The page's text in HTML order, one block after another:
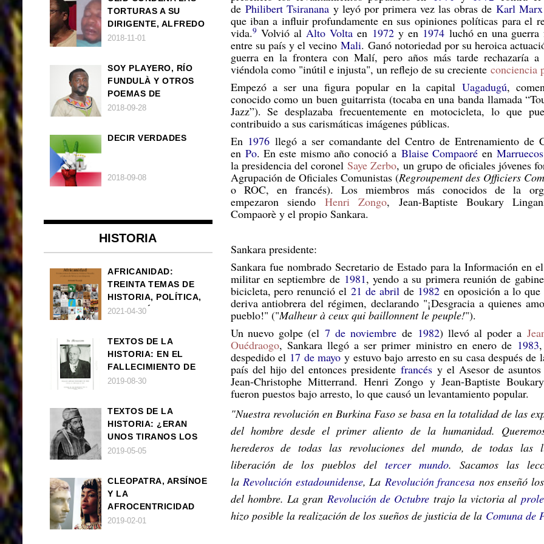
de Philibert Tsirananay leyó por primera vez las obras deKarl Marx
que iban a influir profundamente en sus opiniones políticas para el
vida.9Volvió al Alto Voltaen 1972y en 1974 luchó en una guerra
entre su país y el vecinoMali. Ganó notoriedad por su heroica
guerra en la frontera con Malí, pero años más tarde rechazaría a
viéndola como "inútil e injusta", un reflejo de su creciente conciencia
Empezó a ser una figura popular en la capital Uagadugú,
conocido como un buen guitarrista (tocaba en una banda llamada
Jazz”). Se desplazaba frecuentemente en motocicleta, lo que
contribuido a sus carismáticas imágenes públicas.
En 1976 llegó a ser comandante del Centro de Entrenamiento de
en Po. En este mismo año conoció a Blaise CompaoréenMarruecos
la presidencia del coronelSaye Zerbo, un grupo de oficiales jóvenes
Agrupación de Oficiales Comunistas (Regroupement des Officiers
o ROC, en francés). Los miembros más conocidos de la
empezaron siendoHenri Zongo, Jean-Baptiste Boukary
Compaorè y el propio Sankara.
Sankara presidente:
Sankara fue nombrado Secretario de Estado para la Información en
militar en septiembre de 1981, yendo a su primera reunión de
bicicleta, pero renunció el 21 de abrilde 1982 en oposición a lo
deriva antiobrera del régimen, declarando "¡Desgracia a quienes
pueblo!" ("Malheur à ceux qui baillonnent le peuple!").
Un nuevo golpe (el7 de noviembre de 1982) llevó al poder a
Ouédraogo, Sankara llegó a ser primer ministro en enero de 1983
despedido el 17 de mayo y estuvo bajo arresto en su casa después de
país del hijo del entonces presidente francés y el Asesor de
Jean-Christophe Mitterrand. Henri Zongo y Jean-Baptiste
fueron puestos bajo arresto, lo que causó un levantamiento popular.
"Nuestra revolución en Burkina Faso se basa en la totalidad de las
del hombre desde el primer aliento de la humanidad.
herederos de todas las revoluciones del mundo, de todas las
liberación de los pueblos del tercer mundo. Sacamos las
laRevolución estadounidense, La Revolución francesa nos enseñó
del hombre. La gran Revolución de Octubre trajo la victoria al
hizo posible la realización de los sueños de justicia de la Comuna de
TORTURAS A SU
DIRIGENTE, ALFREDO
OKENVE
2018-11-01
SOY PLAYERO, RÍO
FUNDULÀ Y OTROS
POEMAS DE
FRANCISCO
2018-09-28
DECIR VERDADES
2018-09-08
HISTORIA
AFRICANIDAD:
TREINTA TEMAS DE
HISTORIA, POLÍTICA,
FILOSOFÍA Y CULTURA
2021-04-30
TEXTOS DE LA
HISTORIA: EN EL
FALLECIMIENTO DE
W.E.B. DU BOIS
2019-08-30
TEXTOS DE LA
HISTORIA: ¿ERAN
UNOS TIRANOS LOS
FARAONES?
2019-05-05
CLEOPATRA, ARSÍNOE
Y LA
AFROCENTRICIDAD
MAL ENTENDIDA
2019-02-01